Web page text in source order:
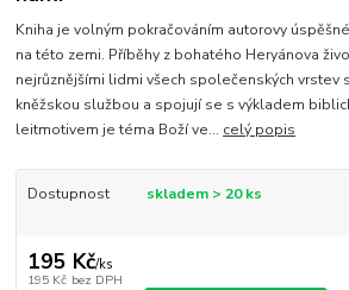
Kniha je volným pokračováním autorovy
na této zemi. Příběhy z bohatého Heryánova
nejrůznějšími lidmi všech společenských vrstev
kněžskou službou a spojují se s výkladem
leitmotivem je téma Boží ve... celý popis
Dostupnost skladem > 20 ks
195 Kč/ks
195 Kč bez DPH